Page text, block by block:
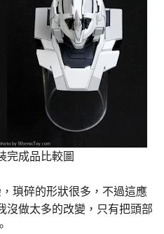
完成品比較圖
瑣碎的形狀很多，不過這應
沒做太多的改變，只有把頭部